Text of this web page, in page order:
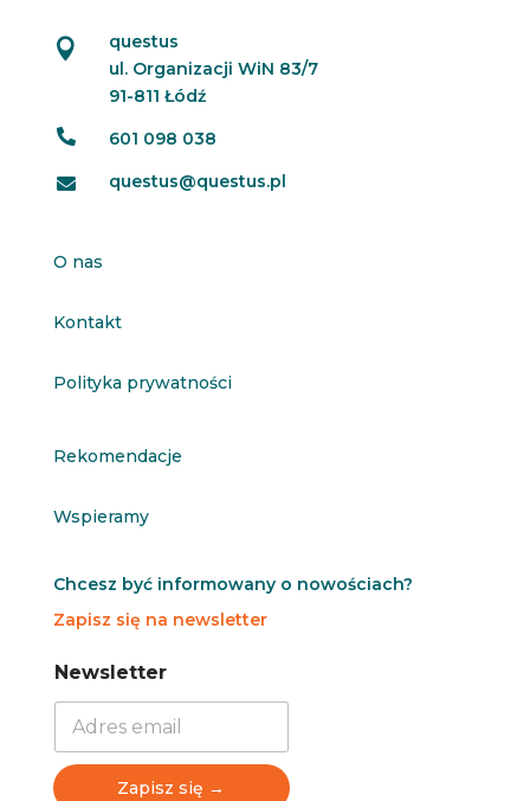

questus
ul. Organizacji WiN 83/7
91-811 Łódź
 601 098 038
 questus@questus.pl
O nas
Kontakt
Polityka prywatności
Rekomendacje
Wspieramy
Chcesz być informowany o nowościach?
Zapisz się na newsletter
N
e
N
e
Newsletter
Zapisz się →